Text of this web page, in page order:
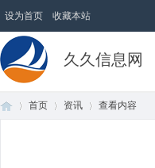
设为首页 收藏本站
久久信息网
首页 资讯 查看内容